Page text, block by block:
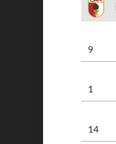
9
1
14